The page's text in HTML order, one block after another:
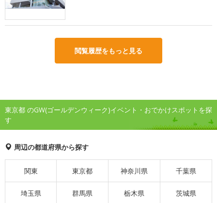
閲覧履歴をもっと見る
東京都 のGW(ゴールデンウィーク)イベント・おでかけスポットを探
す
周辺の都道府県から探す
関東 東京都 神奈川県 千葉県
埼玉県 群馬県 栃木県 茨城県